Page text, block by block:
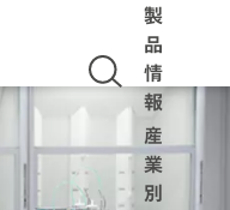
製
品
情
報
産
業
別